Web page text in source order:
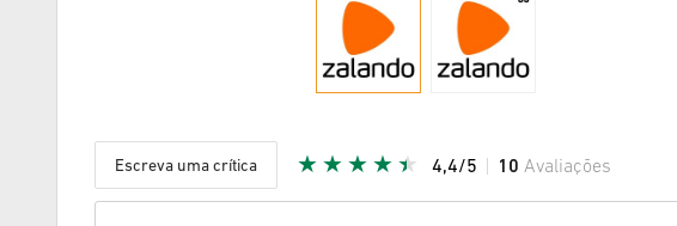
Escreva uma crítica 4,4/5 10 Avaliações